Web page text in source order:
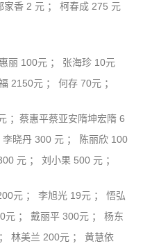
家香 2 元 ； 柯春成 275 元
丽 100元 ； 张海珍 10元
2150元 ； 何存 70元 ；
；蔡惠平蔡亚安隋坤宏隋 6
晓丹 300 元 ； 陈丽欣 100
元 ； 刘小果 500 元 ；
元 ； 李旭光 19元 ； 悟弘
元 ； 戴丽平 300元 ； 杨东
林美兰 200元 ； 黄慧依